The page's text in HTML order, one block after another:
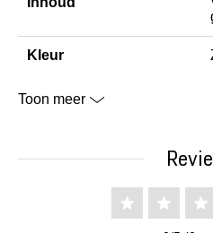
Kleur
Toon meer